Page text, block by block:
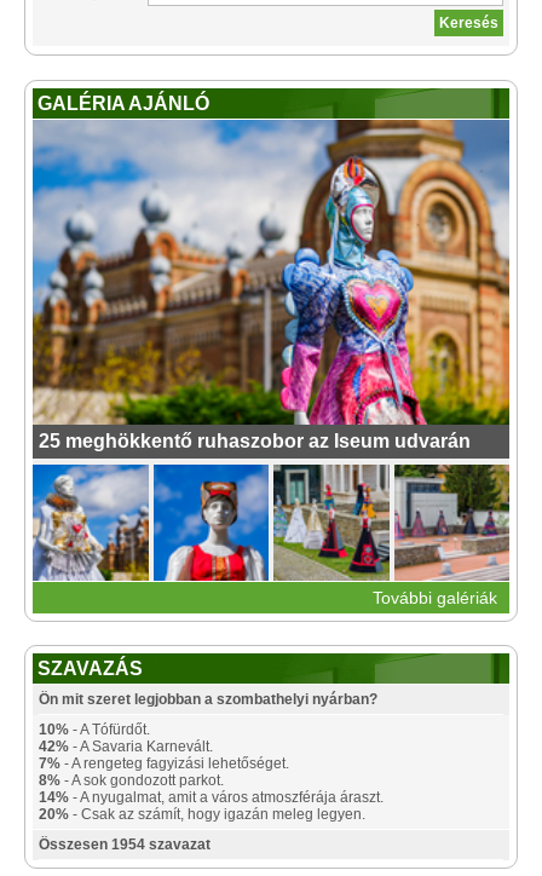
GALÉRIA AJÁNLÓ
25 meghökkentő ruhaszobor az Iseum udvarán
További galériák
SZAVAZÁS
Ön mit szeret legjobban a szombathelyi nyárban?
10% - A Tófürdőt.
42% - A Savaria Karnevált.
7% - A rengeteg fagyizási lehetőséget.
8% - A sok gondozott parkot.
14% - A nyugalmat, amit a város atmoszférája áraszt.
20% - Csak az számít, hogy igazán meleg legyen.
Összesen 1954 szavazat